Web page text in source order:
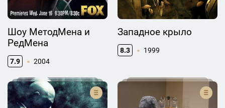
Шоу МетодМена и
РедМена
7.9 2004
Западное крыло
8.3 1999